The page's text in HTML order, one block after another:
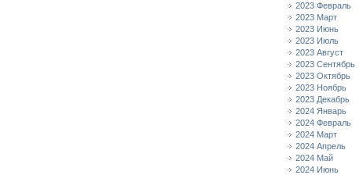
2023 Февраль
2023 Март
2023 Июнь
2023 Июль
2023 Август
2023 Сентябрь
2023 Октябрь
2023 Ноябрь
2023 Декабрь
2024 Январь
2024 Февраль
2024 Март
2024 Апрель
2024 Май
2024 Июнь